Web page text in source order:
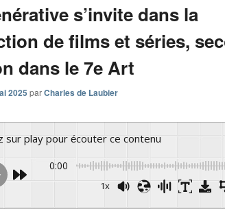
s’invite dans la
de films et séries,
dans le 7e Art
2025 parCharles de Laubier
sur play pour écouter ce contenu
0:00
1x